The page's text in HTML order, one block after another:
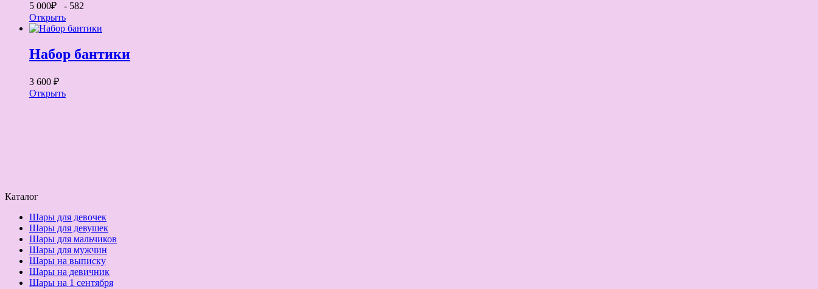
5 000₽ - 582
Открыть
Набор бантики
3 600 ₽
Открыть
Каталог
Шары для девочек
Шары для девушек
Шары для мальчиков
Шары для мужчин
Шары на выписку
Шары на девичник
Шары на 1 сентября